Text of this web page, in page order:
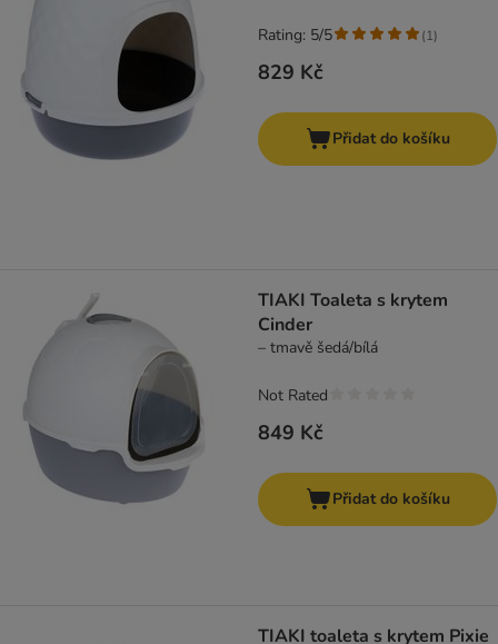
829 Kč
Rating: 5/5 (1)
Přidat do košíku
TIAKI Toaleta s krytem
Cinder
– tmavě šedá/bílá
849 Kč
Not Rated
Přidat do košíku
TIAKI toaleta s krytem Pixie